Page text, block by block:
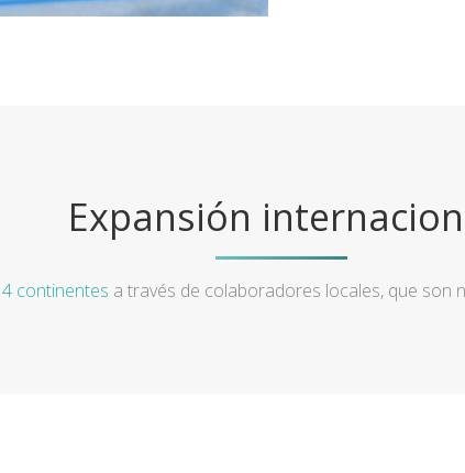
Expansión
continentes a través de colaboradores locales, que son